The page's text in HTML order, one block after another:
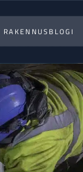
RAKENNUSBLOGI